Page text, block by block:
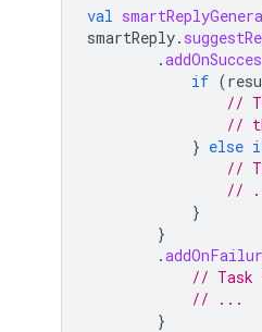
val
smartReply.
.
if (
//
//
} else
//
//
}
}
.
// Task
// ...
}